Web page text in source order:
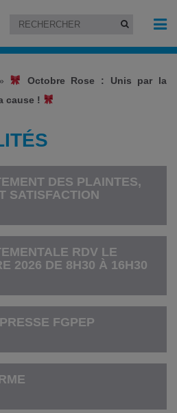
Octobre Rose : Unis par la
cause !
DES PLAINTES,
SATISFACTION
RDV LE
2026 DE 8H30 À 16H30
FGPEP